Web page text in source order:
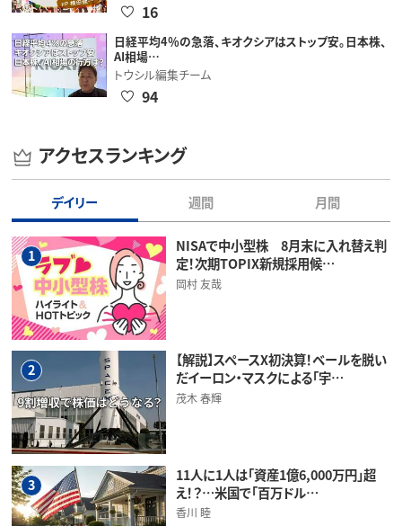
16
日経平均4％の急落、キオクシアはストップ安。日本株、
AI相場…
トウシル編集チーム
94
アクセスランキング
デイリー 週間 月間
1
NISAで中小型株 8月末に入れ替え判
定！次期TOPIX新規採用候…
岡村 友哉
2
【解説】スペースX初決算！ベールを脱い
だイーロン・マスクによる「宇…
茂木 春輝
3
11人に1人は「資産1億6,000万円」超
え！？…米国で「百万ドル…
香川 睦